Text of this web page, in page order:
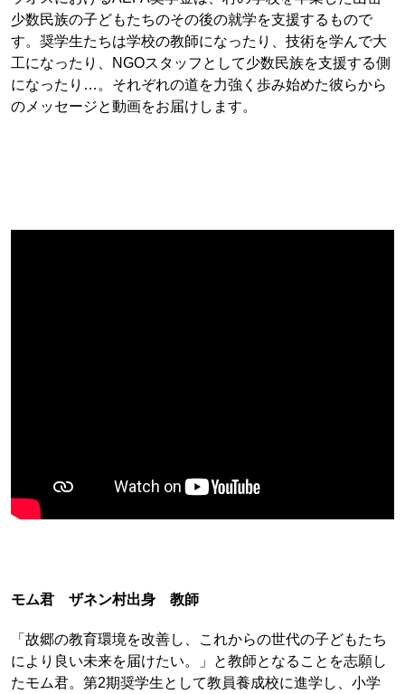
少数民族の子どもたちのその後の就学を支援するもので
す。奨学生たちは学校の教師になったり、技術を学んで大
工になったり、NGOスタッフとして少数民族を支援する側
になったり…。それぞれの道を力強く歩み始めた彼らから
のメッセージと動画をお届けします。
モム君 ザネン村出身 教師
「故郷の教育環境を改善し、これからの世代の子どもたち
により良い未来を届けたい。」と教師となることを志願し
たモム君。第2期奨学生として教員養成校に進学し、小学